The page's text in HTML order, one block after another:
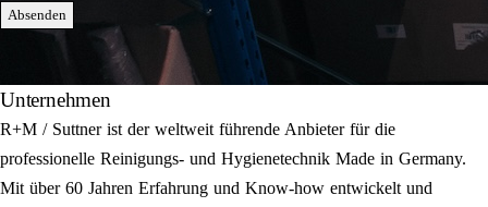
Absenden
Unternehmen
R+M / Suttner ist der weltweit führende Anbieter für die
professionelle Reinigungs- und Hygienetechnik Made in Germany.
Mit über 60 Jahren Erfahrung und Know-how entwickelt und